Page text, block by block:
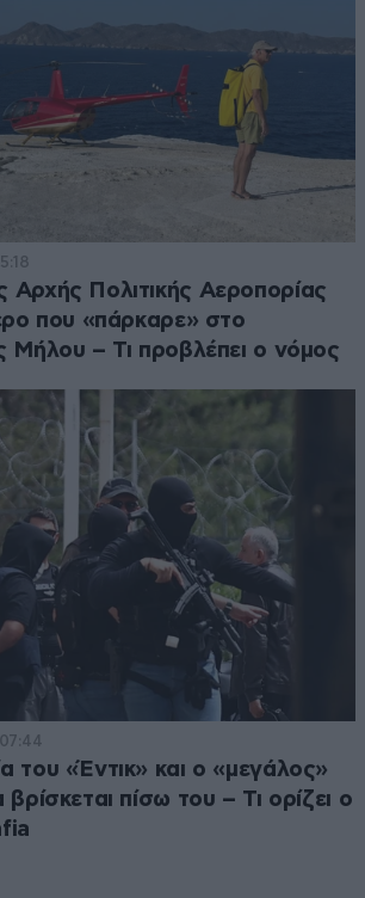
Αρχής Πολιτικής Αεροπορίας
που «πάρκαρε» στο
Μήλου – Τι προβλέπει ο νόμος
του «Έντικ» και ο «μεγάλος»
πίσω του – Τι ορίζει ο